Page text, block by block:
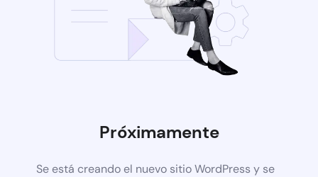
Próximamente
Se está creando el nuevo sitio WordPress y se